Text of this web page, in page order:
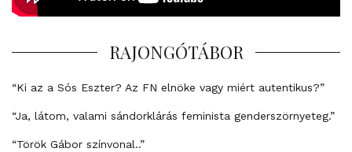
RAJONGÓTÁBOR
“Ki az a Sós Eszter? Az FN elnöke vagy miért autentikus?”
“Ja, látom, valami sándorklárás feminista genderszörnyeteg.”
“Török Gábor színvonal..”